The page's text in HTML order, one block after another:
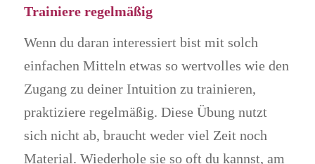
Trainiere regelmäßig
Wenn du daran interessiert bist mit solch
einfachen Mitteln etwas so wertvolles wie den
Zugang zu deiner Intuition zu trainieren,
praktiziere regelmäßig. Diese Übung nutzt
sich nicht ab, braucht weder viel Zeit noch
Material. Wiederhole sie so oft du kannst, am